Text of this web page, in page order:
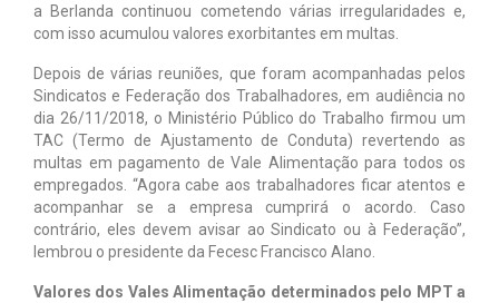
a Berlanda continuou cometendo várias irregularidades e,
com isso acumulou valores exorbitantes em multas.
Depois de várias reuniões, que foram acompanhadas pelos
Sindicatos e Federação dos Trabalhadores, em audiência no
dia 26/11/2018, o Ministério Público do Trabalho firmou um
TAC (Termo de Ajustamento de Conduta) revertendo as
multas em pagamento de Vale Alimentação para todos os
empregados. “Agora cabe aos trabalhadores ficar atentos e
acompanhar se a empresa cumprirá o acordo. Caso
contrário, eles devem avisar ao Sindicato ou à Federação”,
lembrou o presidente da Fecesc Francisco Alano.
Valores dos Vales Alimentação determinados pelo MPT a